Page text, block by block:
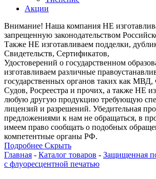
Акции
Внимание! Наша компания НЕ
запрещенную законодательством
Также НЕ изготавливаем подделки,
Свидетельств, Сертификатов,
Удостоверений о государственном
изготавливаем различные
государственных органов таких как
Судов, Росреестра и прочих, а также НЕ
любую другую продукцию требующую
лицензий и разрешений. Убедительная
предложениями к нам не обращаться, в
имеем право сообщать о подобных
компетентные органы РФ.
Подробнее Скрыть
Главная - Каталог товаров - Защищенная
с флуоресцентной печатью